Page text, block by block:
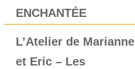
ENCHANTÉE
L’Atelier de Marianne
et Eric – Les